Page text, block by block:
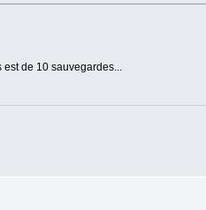
de 10 sauvegardes...